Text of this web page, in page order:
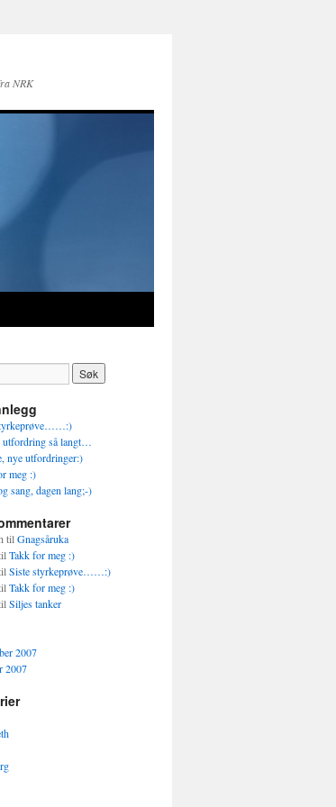
NRK
utfordring så langt…
nye utfordringer:)
meg :)
sang, dagen lang;-)
tilGnagsåruka
Takk for meg :)
Siste styrkeprøve……:)
Takk for meg :)
Siljes tanker
2007
2007